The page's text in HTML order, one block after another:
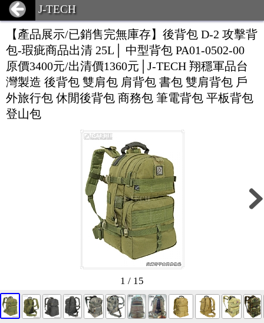
J-TECH
【產品展示/已銷售完無庫存】後背包 D-2 攻擊背
包-瑕疵商品出清 25L│ 中型背包 PA01-0502-00
原價3400元/出清價1360元│J-TECH 翔穩軍品台
灣製造 後背包 雙肩包 肩背包 書包 雙肩背包 戶
外旅行包 休閒後背包 商務包 筆電背包 平板背包
登山包
1 / 15